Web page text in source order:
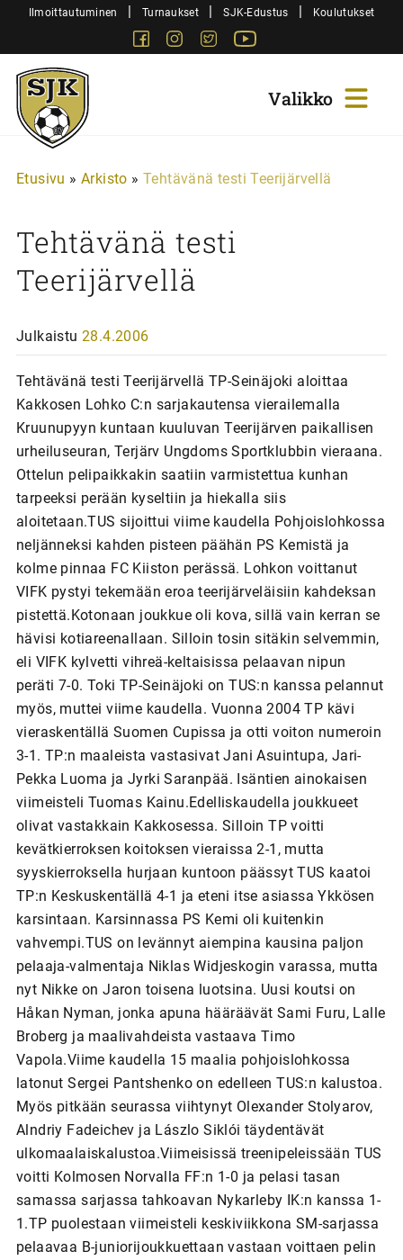
SiirryIlmoittautuminen | Turnaukset | SJK-Edustus | Koulutukset
FacebookInstagram
Twitter
Sjk-
Juniorit
Etusivu » Arkisto » Tehtävänä testi Teerijärvellä
Tehtävänä testi
Teerijärvellä
Julkaistu 28.4.2006
Tehtävänä testi Teerijärvellä TP-Seinäjoki aloittaa
Kakkosen Lohko C:n sarjakautensa vierailemalla
Kruunupyyn kuntaan kuuluvan Teerijärven paikallisen
urheiluseuran, Terjärv Ungdoms Sportklubbin vieraana.
Ottelun pelipaikkakin saatiin varmistettua kunhan
tarpeeksi perään kyseltiin ja hiekalla siis
aloitetaan.TUS sijoittui viime kaudella Pohjoislohkossa
neljänneksi kahden pisteen päähän PS Kemistä ja
kolme pinnaa FC Kiiston perässä. Lohkon voittanut
VIFK pystyi tekemään eroa teerijärveläisiin kahdeksan
pistettä.Kotonaan joukkue oli kova, sillä vain kerran se
hävisi kotiareenallaan. Silloin tosin sitäkin selvemmin,
eli VIFK kylvetti vihreä-keltaisissa pelaavan nipun
peräti 7-0. Toki TP-Seinäjoki on TUS:n kanssa pelannut
myös, muttei viime kaudella. Vuonna 2004 TP kävi
vieraskentällä Suomen Cupissa ja otti voiton numeroin
3-1. TP:n maaleista vastasivat Jani Asuintupa, Jari-
Pekka Luoma ja Jyrki Saranpää. Isäntien ainokaisen
viimeisteli Tuomas Kainu.Edelliskaudella joukkueet
olivat vastakkain Kakkosessa. Silloin TP voitti
kevätkierroksen koitoksen vieraissa 2-1, mutta
syyskierroksella hurjaan kuntoon päässyt TUS kaatoi
TP:n Keskuskentällä 4-1 ja eteni itse asiassa Ykkösen
karsintaan. Karsinnassa PS Kemi oli kuitenkin
vahvempi.TUS on levännyt aiempina kausina paljon
pelaaja-valmentaja Niklas Widjeskogin varassa, mutta
nyt Nikke on Jaron toisena luotsina. Uusi koutsi on
Håkan Nyman, jonka apuna hääräävät Sami Furu, Lalle
Broberg ja maalivahdeista vastaava Timo
Vapola.Viime kaudella 15 maalia pohjoislohkossa
latonut Sergei Pantshenko on edelleen TUS:n kalustoa.
Myös pitkään seurassa viihtynyt Olexander Stolyarov,
Alndriy Fadeichev ja Lászlo Siklói täydentävät
ulkomaalaiskalustoa.Viimeisissä treenipeleissään TUS
voitti Kolmosen Norvalla FF:n 1-0 ja pelasi tasan
samassa sarjassa tahkoavan Nykarleby IK:n kanssa 1-
1.TP puolestaan viimeisteli keskiviikkona SM-sarjassa
pelaavaa B-juniorijoukkuettaan vastaan voittaen pelin